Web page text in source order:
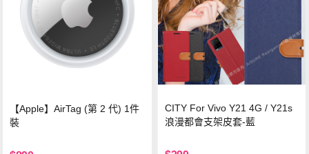
【Apple】AirTag (第 2 代) 1件
裝
CITY For Vivo Y21 4G / Y21s
浪漫都會支架皮套-藍